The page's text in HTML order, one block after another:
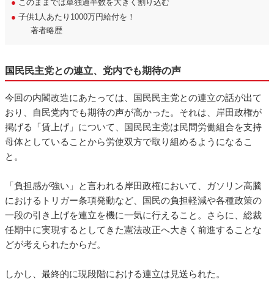
● このままでは単独過半数を大きく割り込む
● 子供1人あたり1000万円給付を！
著者略歴
国民民主党との連立、党内でも期待の声
今回の内閣改造にあたっては、国民民主党との連立の話が出て
おり、自民党内でも期待の声が高かった。それは、岸田政権が
掲げる「賃上げ」について、国民民主党は民間労働組合を支持
母体としていることから労使双方で取り組めるようになるこ
と。
「負担感が強い」と言われる岸田政権において、ガソリン高騰
におけるトリガー条項発動など、国民の負担軽減や各種政策の
一段の引き上げを連立を機に一気に行えること。さらに、総裁
任期中に実現するとしてきた憲法改正へ大きく前進することな
どが考えられたからだ。
しかし、最終的に現段階における連立は見送られた。